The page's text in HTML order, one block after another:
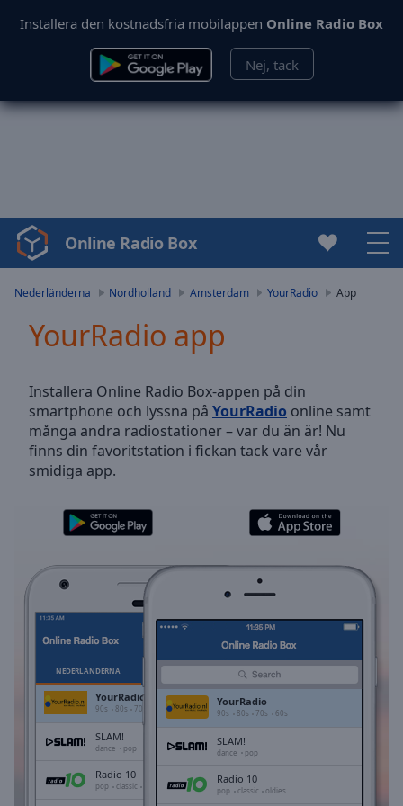
Installera den kostnadsfria mobilappen Online Radio Box
Nej, tack
Video
Player
Play
Video
Skip
Backward
Skip
Forward
Mute
Current
Duration-:-
0.00%
Stream
TypeLIVE
LIVE
Remaining
Online Radio Box
Nederländerna Nordholland Amsterdam YourRadio App
YourRadio app
Installera Online Radio Box-appen på din
smartphone och lyssna på YourRadio online samt
många andra radiostationer – var du än är! Nu
finns din favoritstation i fickan tack vare vår
smidiga app.
NEDERLÄNDERNA
YourRadio
90s 80s 70s
SLAM!
dance pop
Radio 10
pop classic
YourRadio
90s 80s 70s 60s
SLAM!
dance pop
Radio 10
pop classic oldies